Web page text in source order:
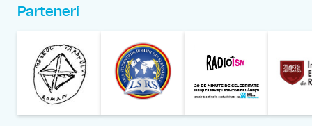
Parteneri